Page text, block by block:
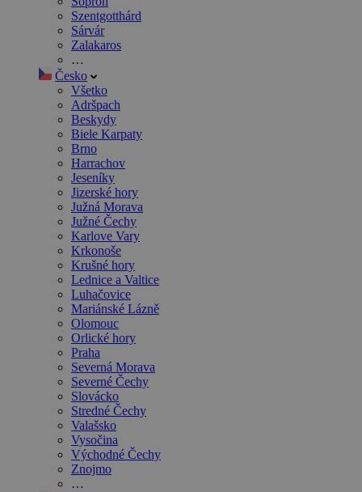
Szentgotthárd
Sárvár
Zalakaros
…
Česko
Všetko
Adršpach
Beskydy
Biele Karpaty
Brno
Harrachov
Jeseníky
Jizerské hory
Južná Morava
Južné Čechy
Karlove Vary
Krkonoše
Krušné hory
Lednice a Valtice
Luhačovice
Mariánské Lázně
Olomouc
Orlické hory
Praha
Severná Morava
Severné Čechy
Slovácko
Stredné Čechy
Valašsko
Vysočina
Východné Čechy
Znojmo
…